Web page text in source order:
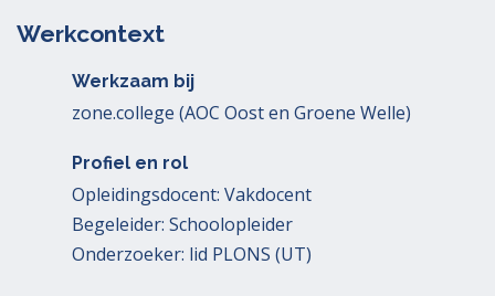
Werkcontext
Werkzaam bij
zone.college (AOC Oost en Groene Welle)
Profiel en rol
Opleidingsdocent: Vakdocent
Begeleider: Schoolopleider
Onderzoeker: lid PLONS (UT)